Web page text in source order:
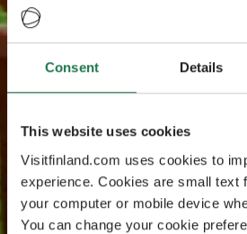
Consent Details
This website uses cookies
Visitfinland.com uses cookies to
experience. Cookies are small text
your computer or mobile device
You can change your cookie